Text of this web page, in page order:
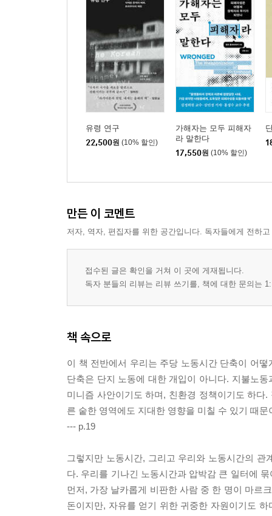
유령 연구
22,500원 (10% 할인)
가해자는 모두 피해자
라 말한다
17,550원 (10% 할인)
만든 이 코멘트
저자, 역자, 편집자를 위한 공간입니다. 독자들에게 전하
접수된 글은 확인을 거쳐 이 곳에 게재됩니다.
독자 분들의 리뷰는 리뷰 쓰기를, 책에 대한 문의는
책 속으로
이 책 전반에서 우리는 주당 노동시간 단축이 어
단축은 단지 노동에 대한 개입이 아니다. 지불노
미니즘 사안이기도 하며, 친환경 정책이기도 하
른 숱한 영역에도 지대한 영향을 미칠 수 있기 때문
--- p.19
그렇지만 노동시간, 그리고 우리와 노동시간의
다. 우리를 기나긴 노동시간과 압박감 큰 일터에
먼저, 가장 날카롭게 비판한 사람 중 한 명이 마르
돈이지만, 자유를 얻기 위한 귀중한 자원이기도